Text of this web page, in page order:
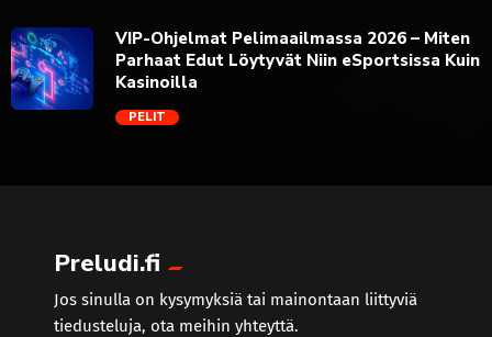
VIP-Ohjelmat Pelimaailmassa 2026 – Miten
Parhaat Edut Löytyvät Niin eSportsissa Kuin
Kasinoilla
PELIT
Preludi.fi
Jos sinulla on kysymyksiä tai mainontaan liittyviä
tiedusteluja, ota meihin yhteyttä.